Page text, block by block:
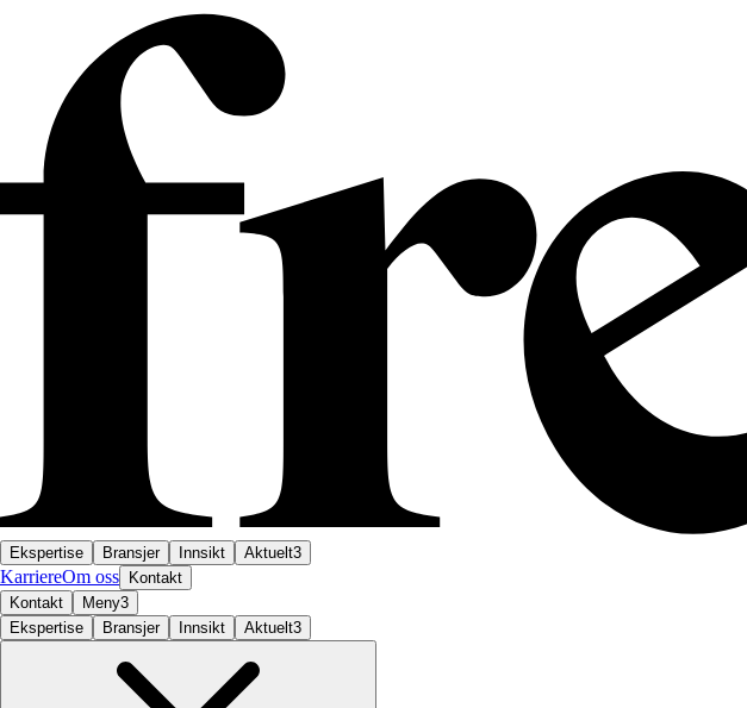
Ekspertise Bransjer Innsikt Aktuelt3
KarriereOm oss
Kontakt
Kontakt
Meny3
Ekspertise
Bransjer Innsikt Aktuelt3